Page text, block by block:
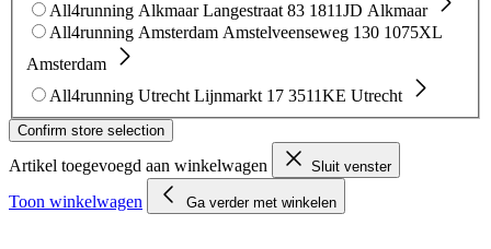
All4running Alkmaar Langestraat 83 1811JD Alkmaar
All4running Amsterdam Amstelveenseweg 130 1075XL
Amsterdam
All4running Utrecht Lijnmarkt 17 3511KE Utrecht
Confirm store selection
Artikel toegevoegd aan winkelwagen Sluit venster
Toon winkelwagen Ga verder met winkelen